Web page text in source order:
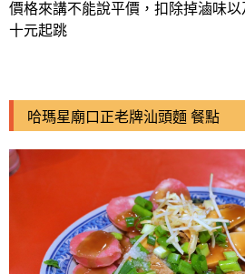
價格來講不能說平價，扣除掉滷味以
十元起跳
哈瑪星廟口正老牌汕頭麵 餐點